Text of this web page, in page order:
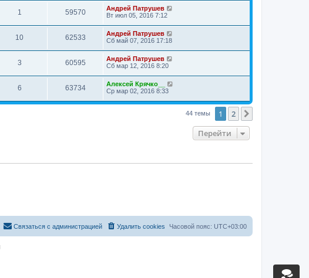
1 59570
Андрей Патрушев
Вт июл 05, 2016 7:12
10 62533
Андрей Патрушев
Сб май 07, 2016 17:18
3 60595
Андрей Патрушев
Сб мар 12, 2016 8:20
6 63734
Алексей Крячко__
Ср мар 02, 2016 8:33
44 темы 1 2
Перейти
Часовой пояс: UTC+03:00
Удалить cookies
Связаться с администрацией